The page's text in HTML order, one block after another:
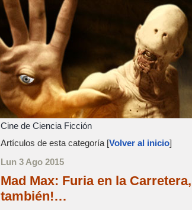
Cine de Ciencia Ficción
Artículos de esta categoría [Volver al inicio]
Lun 3 Ago 2015
Mad Max: Furia en la
también!…